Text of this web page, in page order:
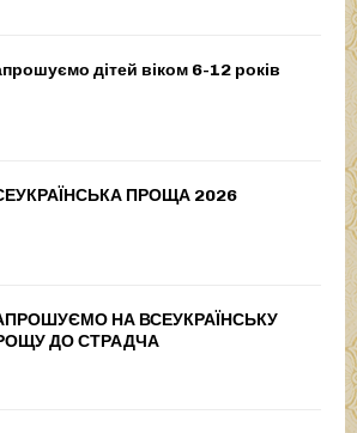
дітей віком 6-12 років
ПРОЩА 2026
НА ВСЕУКРАЇНСЬКУ
ДО СТРАДЧА